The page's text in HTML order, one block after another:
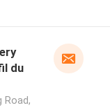
du
Road,